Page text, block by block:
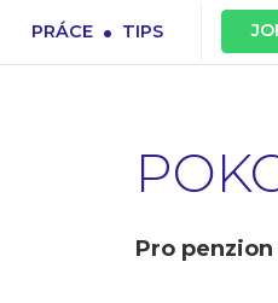
PRÁCE . TIPS
Pro